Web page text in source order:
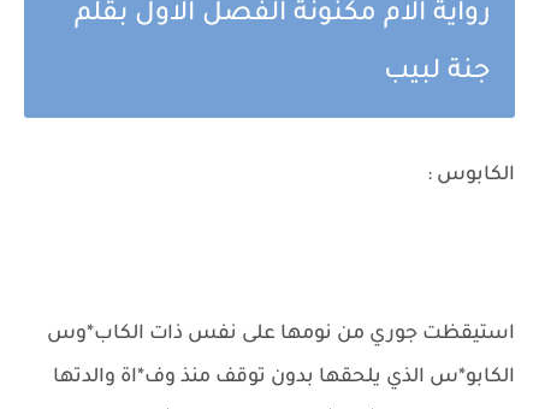
رواية الام مكنونة الفصل الاول بقلم
جنة لبيب
الكابوس :
استيقظت جوري من نومها على نفس ذات الكاب*وس
الكابو*س الذي يلحقها بدون توقف منذ وف*اة والدتها